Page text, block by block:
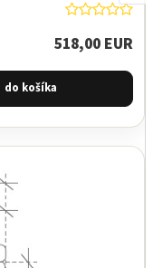
518,00 EUR